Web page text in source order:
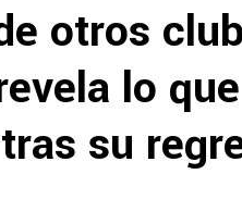
Kervin Arriaga
Nathaniel
otros
lo
su